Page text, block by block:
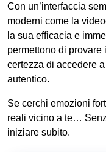
Con un’interfaccia
moderni come la
la sua efficacia e
permettono di
certezza di accedere
autentico.
Se cerchi emozioni
reali vicino a te…
iniziare subito.